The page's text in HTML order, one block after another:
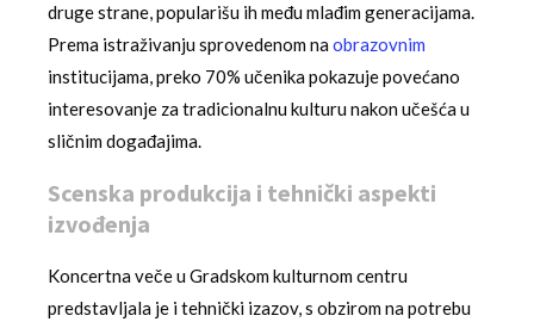
druge strane, popularišu ih među mlađim generacijama.
Prema istraživanju sprovedenom naobrazovnim
institucijama, preko 70% učenika pokazuje povećano
interesovanje za tradicionalnu kulturu nakon učešća u
sličnim događajima.
Scenska produkcija i tehnički aspekti
izvođenja
Koncertna veče u Gradskom kulturnom centru
predstavljala je i tehnički izazov, s obzirom na potrebu